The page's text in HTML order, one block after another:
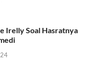
Irelly Soal Hasratnya